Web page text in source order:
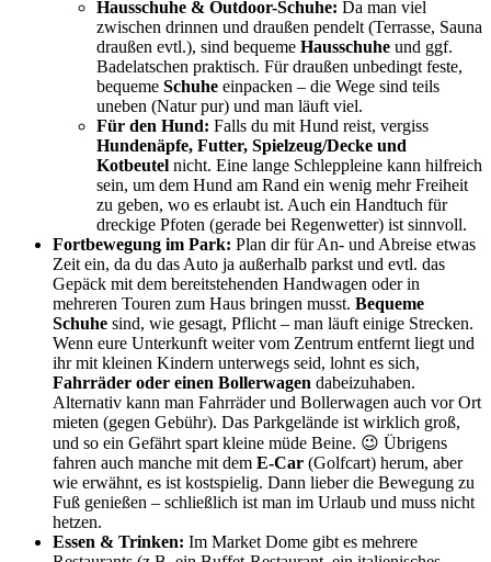
Hausschuhe & Outdoor-Schuhe: Da man viel
zwischen drinnen und draußen pendelt (Terrasse, Sauna
draußen evtl.), sind bequeme Hausschuhe und ggf.
Badelatschen praktisch. Für draußen unbedingt feste,
bequeme Schuhe einpacken – die Wege sind teils
uneben (Natur pur) und man läuft viel.
Für den Hund: Falls du mit Hund reist, vergiss
Hundenäpfe, Futter, Spielzeug/Decke und
Kotbeutel nicht. Eine lange Schleppleine kann hilfreich
sein, um dem Hund am Rand ein wenig mehr Freiheit
zu geben, wo es erlaubt ist. Auch ein Handtuch für
dreckige Pfoten (gerade bei Regenwetter) ist sinnvoll.
Fortbewegung im Park: Plan dir für An- und Abreise etwas
Zeit ein, da du das Auto ja außerhalb parkst und evtl. das
Gepäck mit dem bereitstehenden Handwagen oder in
mehreren Touren zum Haus bringen musst. Bequeme
Schuhe sind, wie gesagt, Pflicht – man läuft einige Strecken.
Wenn eure Unterkunft weiter vom Zentrum entfernt liegt und
ihr mit kleinen Kindern unterwegs seid, lohnt es sich,
Fahrräder oder einen Bollerwagen dabeizuhaben.
Alternativ kann man Fahrräder und Bollerwagen auch vor Ort
mieten (gegen Gebühr). Das Parkgelände ist wirklich groß,
und so ein Gefährt spart kleine müde Beine. 😉 Übrigens
fahren auch manche mit dem E-Car (Golfcart) herum, aber
wie erwähnt, es ist kostspielig. Dann lieber die Bewegung zu
Fuß genießen – schließlich ist man im Urlaub und muss nicht
hetzen.
Essen & Trinken: Im Market Dome gibt es mehrere